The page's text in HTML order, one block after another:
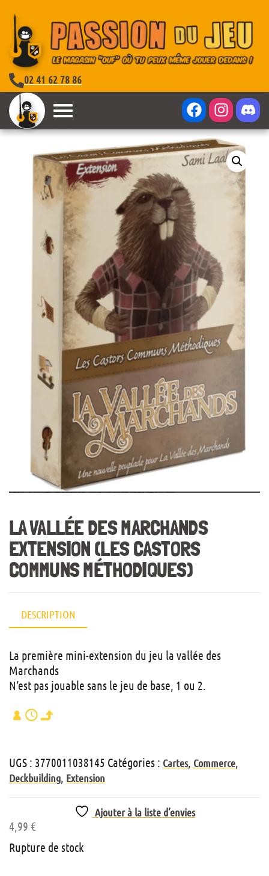
02 41 62 78 86
LA VALLÉE DES MARCHANDS
EXTENSION (LES CASTORS
COMMUNS MÉTHODIQUES)
DESCRIPTION
La première mini-extension du jeu la vallée des
Marchands
N’est pas jouable sans le jeu de base, 1 ou 2.
UGS : 3770011038145 Catégories : Cartes, Commerce
Deckbuilding Extension
Ajouter à la liste d’envies
4,99 €
Rupture de stock